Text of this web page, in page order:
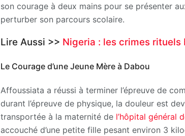
son courage à deux mains pour se présenter
perturber son parcours scolaire.
Lire Aussi >> Nigeria : les crimes
Le Courage d’une Jeune Mère à Dabou
Affoussiata a réussi à terminer l’épreuve de
durant l’épreuve de physique, la douleur est
transportée à la maternité de l’hôpital général
accouché d’une petite fille pesant environ 3